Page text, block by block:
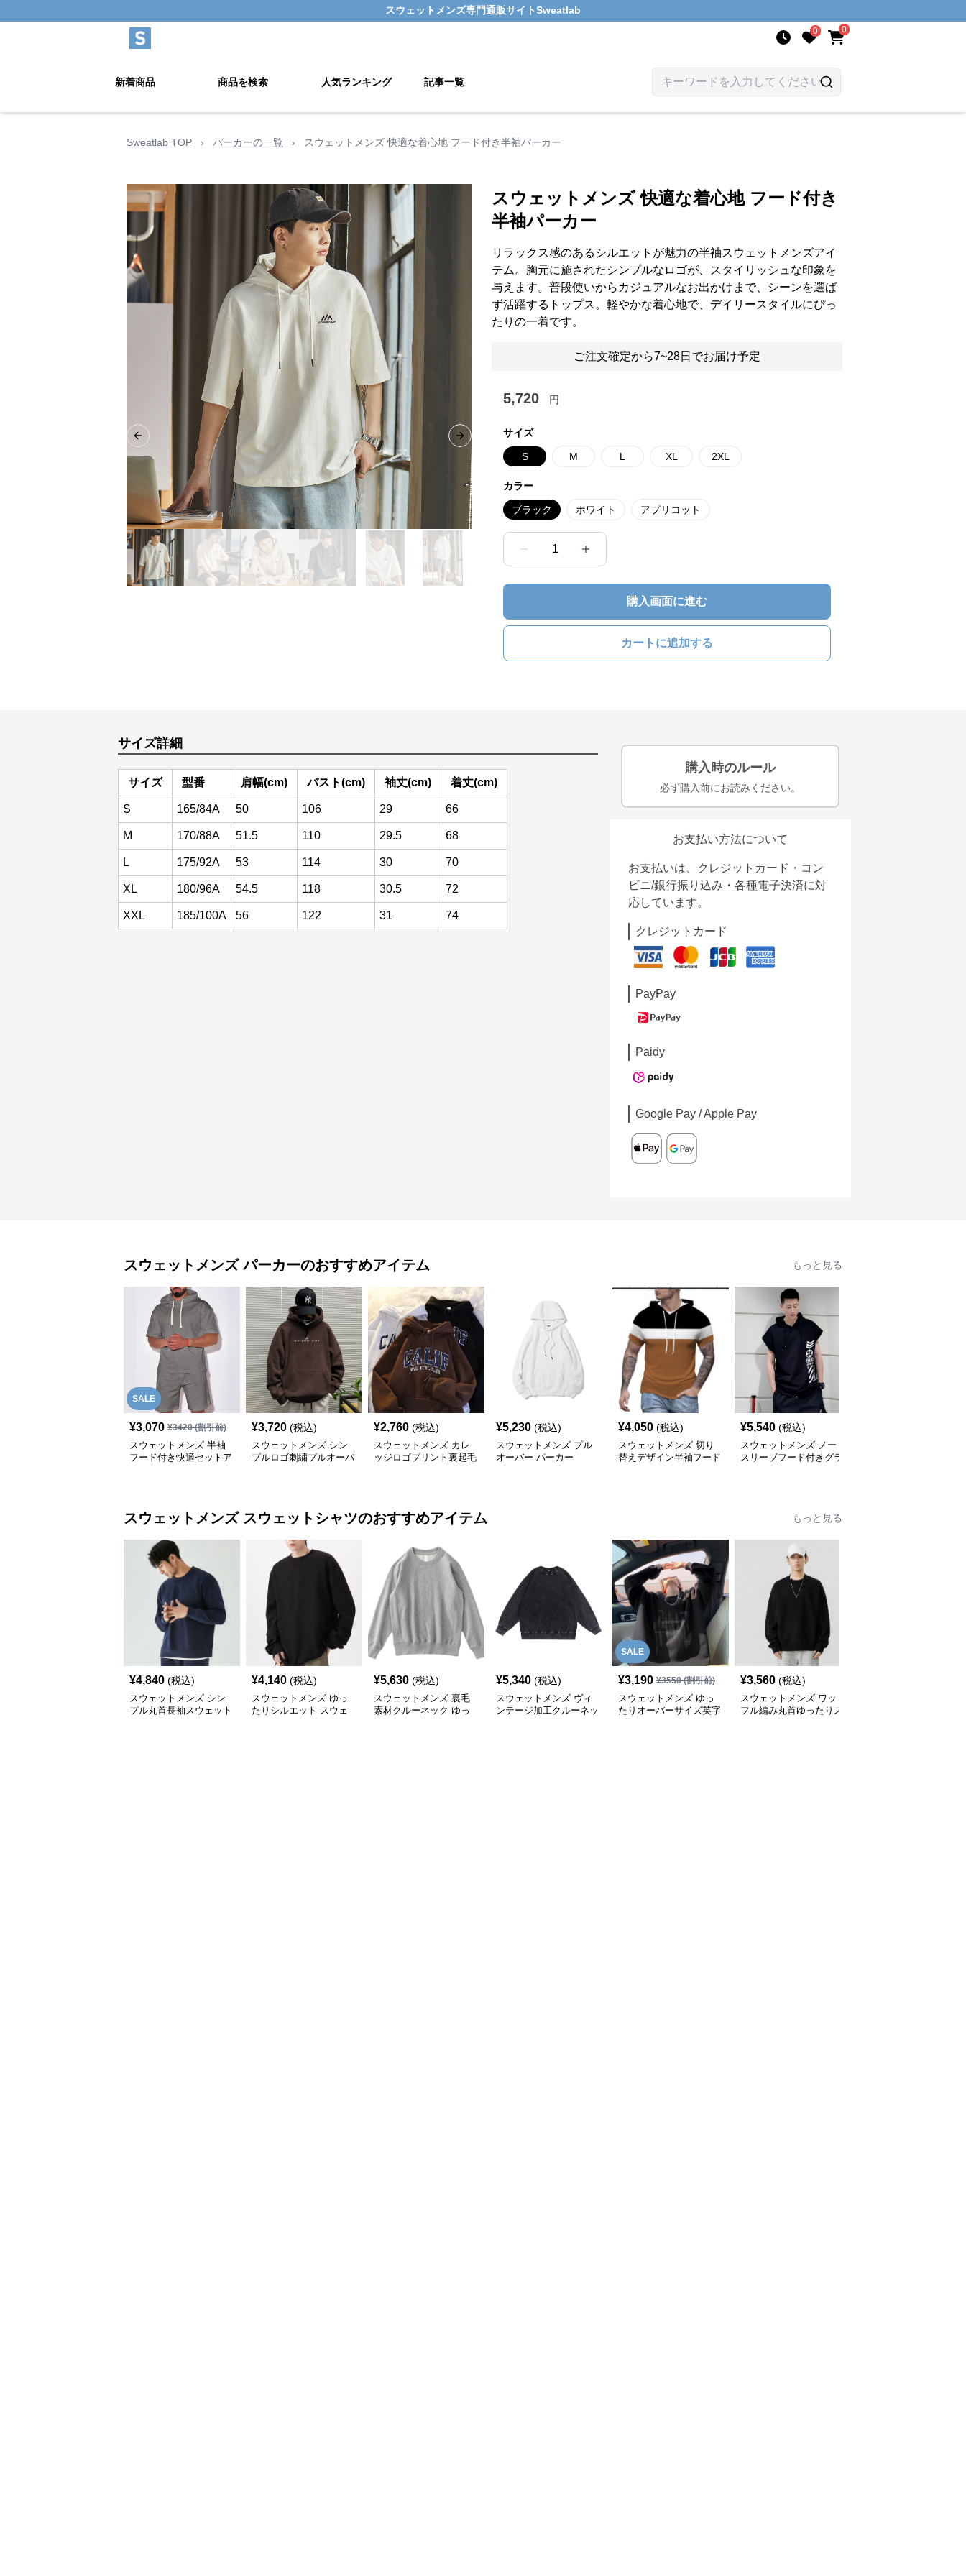
スウェットメンズ専門通販サイトSweatlab
0 0
新着商品 商品を検索 人気ランキング 記事一覧
Sweatlab TOP › パーカーの一覧 › スウェットメンズ 快適な着心地 フード付き半袖パーカー
Previous slide Next slide
スウェットメンズ 快適な着心地 フード付き
半袖パーカー
リラックス感のあるシルエットが魅力の半袖スウェットメンズアイ
テム。胸元に施されたシンプルなロゴが、スタイリッシュな印象を
与えます。普段使いからカジュアルなお出かけまで、シーンを選ば
ず活躍するトップス。軽やかな着心地で、デイリースタイルにぴっ
たりの一着です。
ご注文確定から7~28日でお届け予定
5,720 円
サイズ
S M L XL 2XL
カラー
ブラック ホワイト アプリコット
1
購入画面に進む
カートに追加する
サイズ詳細
サイズ 型番 肩幅(cm) バスト(cm) 袖丈(cm) 着丈(cm)
S 165/84A 50 106 29 66
M 170/88A 51.5 110 29.5 68
L 175/92A 53 114 30 70
XL 180/96A 54.5 118 30.5 72
XXL 185/100A 56 122 31 74
購入時のルール
必ず購入前にお読みください。
お支払い方法について
お支払いは、クレジットカード・コン
ビニ/銀行振り込み・各種電子決済に対
応しています。
クレジットカード
PayPay
Paidy
Google Pay / Apple Pay
スウェットメンズ パーカーのおすすめアイテム もっと見る
SALE
¥3,070 ¥3420(割引前)
スウェットメンズ 半袖
フード付き快適セットア
¥3,720 (税込)
スウェットメンズ シン
プルロゴ刺繍プルオーバ
¥2,760 (税込)
スウェットメンズ カレ
ッジロゴプリント裏起毛
¥5,230 (税込)
スウェットメンズ プル
オーバー パーカー
¥4,050 (税込)
スウェットメンズ 切り
替えデザイン半袖フード
¥5,540 (税込)
スウェットメンズ ノー
スリーブフード付きグラ
スウェットメンズ スウェットシャツのおすすめアイテム もっと見る
¥4,840 (税込)
スウェットメンズ シン
プル丸首長袖スウェット
¥4,140 (税込)
スウェットメンズ ゆっ
たりシルエット スウェ
¥5,630 (税込)
スウェットメンズ 裏毛
素材クルーネック ゆっ
¥5,340 (税込)
スウェットメンズ ヴィ
ンテージ加工クルーネッ
SALE
¥3,190 ¥3550(割引前)
スウェットメンズ ゆっ
たりオーバーサイズ英字
¥3,560 (税込)
スウェットメンズ ワッ
フル編み丸首ゆったりス